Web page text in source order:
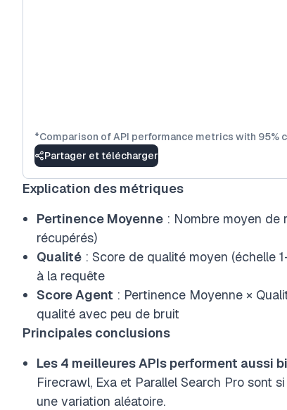
*Comparison of API performance metrics with 95%
Partager et télécharger
Explication des métriques
Pertinence Moyenne : Nombre moyen
récupérés)
Qualité : Score de qualité moyen (échelle
à la requête
Score Agent : Pertinence Moyenne ×
qualité avec peu de bruit
Principales conclusions
Les 4 meilleures APIs performent aussi
Firecrawl, Exa et Parallel Search Pro sont
une variation aléatoire.